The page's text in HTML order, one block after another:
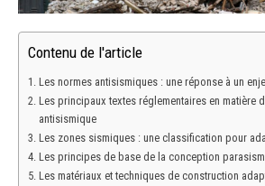
Contenu de l'article
Les normes antisismiques : une réponse à un
Les principaux textes réglementaires en matière
antisismique
Les zones sismiques : une classification pour
Les principes de base de la conception
Les matériaux et techniques de construction